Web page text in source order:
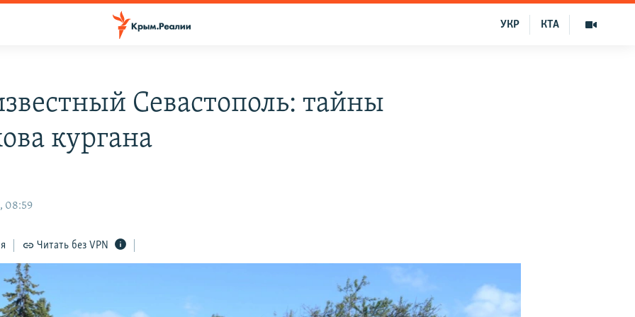
КТА
УКР
Севастополь: тайны
кургана
08:59
Читать без VPN